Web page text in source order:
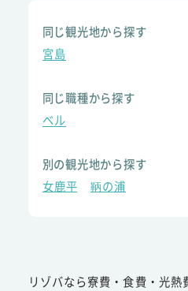
同じ観光地から探す
宮島
同じ職種から探す
ベル
別の観光地から探す
女鹿平
鞆の浦
リゾバなら寮費・食費・光